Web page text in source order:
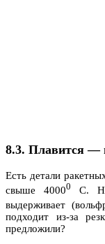
8.3. Плавится —
Есть детали
свыше 40000 C.
выдерживает
подходит из-за
предложили?